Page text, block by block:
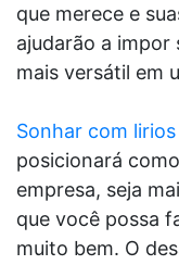
que merece e
ajudarão a impor
mais versátil em
Sonhar com
posicionará
empresa, seja
que você possa
muito bem. O